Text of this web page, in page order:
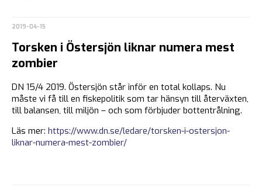
2019-04-15
Torsken i Östersjön liknar numera mest
zombier
DN 15/4 2019. Östersjön står inför en total kollaps. Nu
måste vi få till en fiskepolitik som tar hänsyn till återväxten,
till balansen, till miljön – och som förbjuder bottentrålning.
Läs mer: https://www.dn.se/ledare/torsken-i-ostersjon-
liknar-numera-mest-zombier/